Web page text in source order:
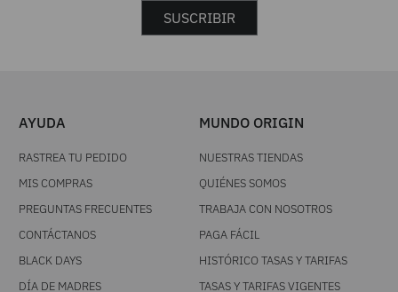
RASTREA TU PEDIDO
MIS COMPRAS
PREGUNTAS FRECUENTES
CONTÁCTANOS
BLACK DAYS
DÍA DE MADRES
DÍA DE PADRES
NUESTRAS TIENDAS
QUIÉNES SOMOS
TRABAJA CON NOSOTROS
PAGA FÁCIL
HISTÓRICO TASAS Y TARIFAS
TASAS Y TARIFAS VIGENTES
ESTADO DE CUENTA